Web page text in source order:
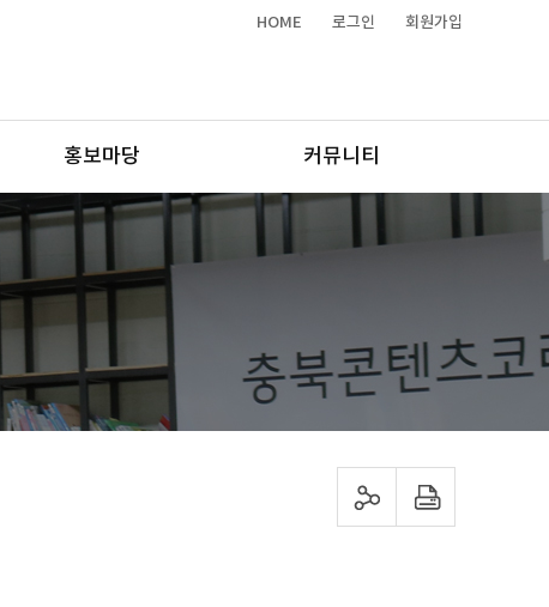
HOME 로그인 회원가입
홍보마당 커뮤니티
sns 공유하기 프린트하기